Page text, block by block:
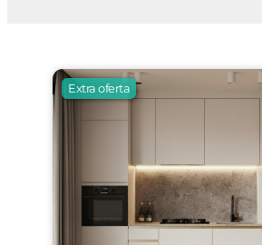
Extra oferta